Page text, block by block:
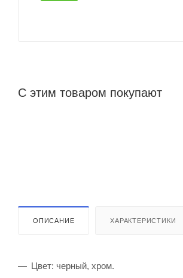
С этим товаром покупают
ОПИСАНИЕ ХАРАКТЕРИСТИКИ
Цвет: черный, хром.